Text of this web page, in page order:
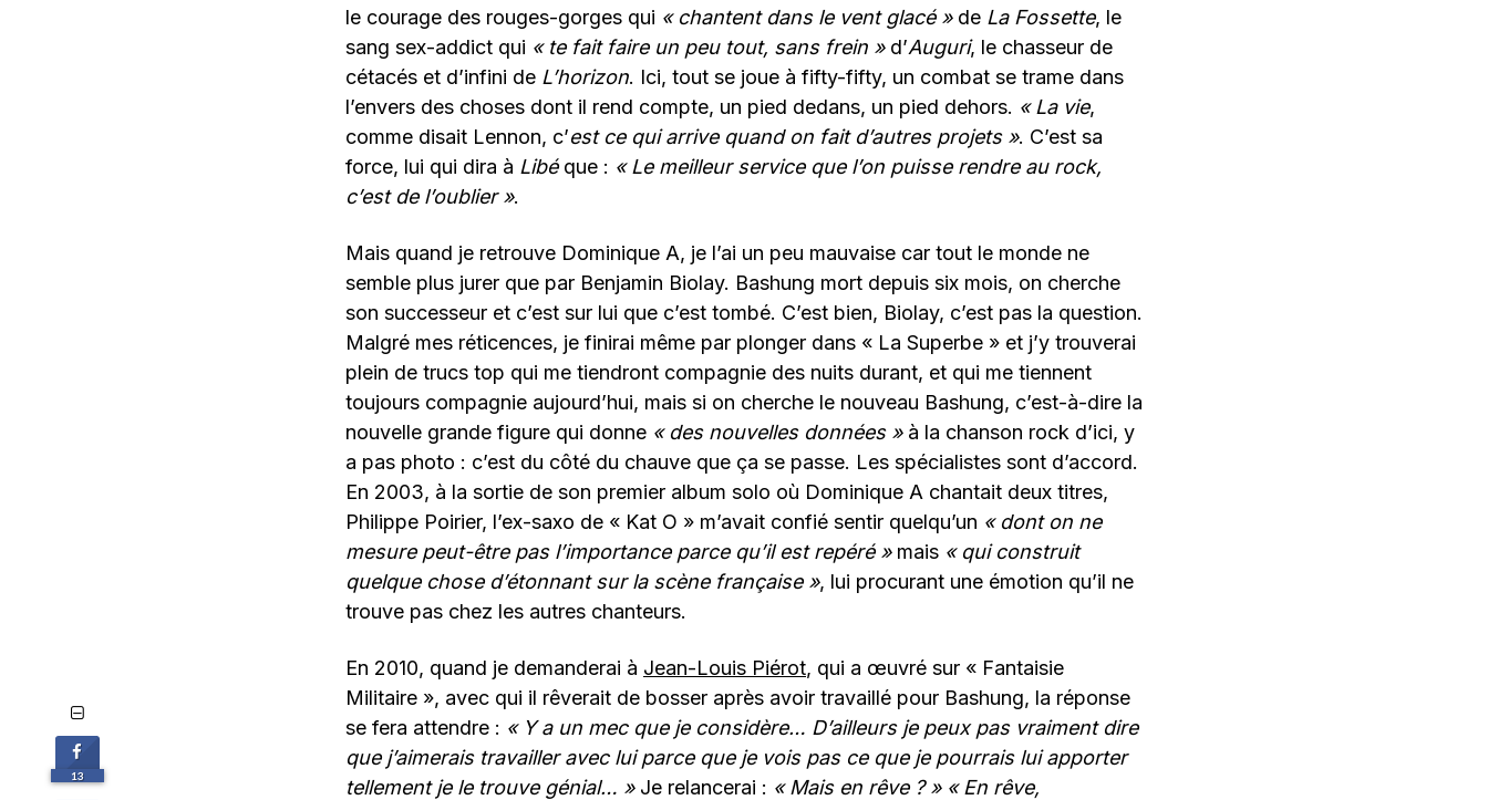
le courage des rouges-gorges qui « chantent dans le vent glacé »de La Fossette, le
sang sex-addict qui « te fait faire un peu tout, sans frein »d’Auguri, le chasseur de
cétacés et d’infini de L’horizon. Ici, tout se joue à fifty-fifty, un combat se trame dans
l’envers des choses dont il rend compte, un pied dedans, un pied dehors. « La vie,
comme disait Lennon, c’est ce qui arrive quand on fait d’autres projets ». C’est sa
force, lui qui dira à Libéque : « Le meilleur service que l’on puisse rendre au rock,
c’est de l’oublier ».
Mais quand je retrouve Dominique A, je l’ai un peu mauvaise car tout le monde ne
semble plus jurer que par Benjamin Biolay. Bashung mort depuis six mois, on cherche
son successeur et c’est sur lui que c’est tombé. C’est bien, Biolay, c’est pas la question.
Malgré mes réticences, je finirai même par plonger dans « La Superbe » et j’y trouverai
plein de trucs top qui me tiendront compagnie des nuits durant, et qui me tiennent
toujours compagnie aujourd’hui, mais si on cherche le nouveau Bashung, c’est-à-dire la
nouvelle grande figure qui donne « des nouvelles données »à la chanson rock d’ici, y
a pas photo : c’est du côté du chauve que ça se passe. Les spécialistes sont d’accord.
En 2003, à la sortie de son premier album solo où Dominique A chantait deux titres,
Philippe Poirier, l’ex-saxo de « Kat O » m’avait confié sentir quelqu’un « dont on ne
mesure peut-être pas l’importance parce qu’il est repéré »mais « qui construit
quelque chose d’étonnant sur la scène française », lui procurant une émotion qu’il ne
trouve pas chez les autres chanteurs.
En 2010, quand je demanderai à Jean-Louis Piérot, qui a œuvré sur « Fantaisie
Militaire », avec qui il rêverait de bosser après avoir travaillé pour Bashung, la réponse
se fera attendre : « Y a un mec que je considère… D’ailleurs je peux pas vraiment dire
que j’aimerais travailler avec lui parce que je vois pas ce que je pourrais lui apporter
tellement je le trouve génial… »Je relancerai : « Mais en rêve ? » « En rêve,
13